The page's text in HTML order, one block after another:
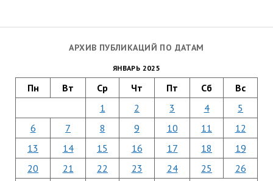
АРХИВ ПУБЛИКАЦИЙ ПО ДАТАМ
ЯНВАРЬ 2025
Пн Вт Ср Чт Пт Сб Вс
1 2 3 4
5
6
7 8 9 10 11
12
13
14 15 16 17 18
19
20
21 22 23 24 25
26